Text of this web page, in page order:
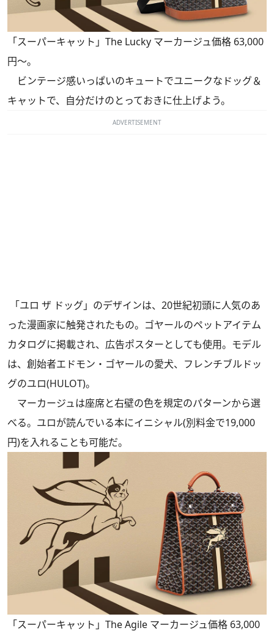
「スーパーキャット」The Lucky マーカージュ価格 63,000
円〜。
ビンテージ感いっぱいのキュートでユニークなドッグ＆
キャットで、自分だけのとっておきに仕上げよう。
ADVERTISEMENT
「ユロ ザ ドッグ」のデザインは、20世紀初頭に人気のあ
った漫画家に触発されたもの。ゴヤールのペットアイテム
カタログに掲載され、広告ポスターとしても使用。モデル
は、創始者エドモン・ゴヤールの愛犬、フレンチブルドッ
グのユロ(HULOT)。
マーカージュは座席と右壁の色を規定のパターンから選
べる。ユロが読んでいる本にイニシャル(別料金で19,000
円)を入れることも可能だ。
「スーパーキャット」The Agile マーカージュ価格 63,000